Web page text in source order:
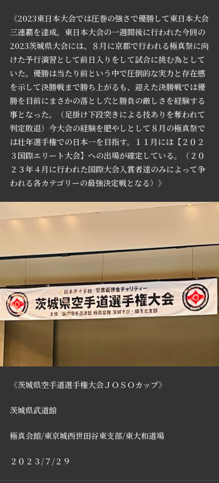
《2023東日本大会では圧巻の強さで優勝して東日本大会
三連覇を達成。東日本大会の一週間後に行われた今回の
2023茨城県大会には、８月に京都で行われる極真祭に向
けた予行演習として前日入りをして試合に挑む為として
いた。優勝は当たり前という中で圧倒的な実力と存在感
を示して決勝戦まで勝ち上がるも、迎えた決勝戦では優
勝を目前にまさかの落とし穴と勝負の厳しさを経験する
事となった。（足掛け下段突きによる技ありを奪われて
判定敗退）今大会の経験を肥やしとして８月の極真祭で
は壮年選手権での日本一を目指す。１１月には【２０２
３国際エリート大会】への出場が確定している。（２０
２３年４月に行われた国際大会入賞者達のみによって争
われる各カテゴリーの最強決定戦となる）》
《茨城県空手道選手権大会ＪＯＳＯカップ》
茨城県武道館
極真会館/東京城西世田谷東支部/東大和道場
２０２３/７/２９